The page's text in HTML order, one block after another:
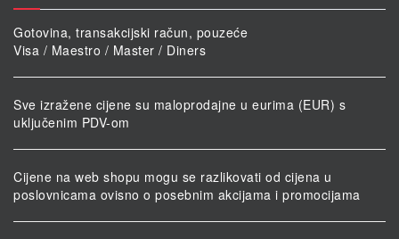
Gotovina, transakcijski račun, pouzeće
Visa / Maestro / Master / Diners
Sve izražene cijene su maloprodajne u eurima (EUR) s
uključenim PDV-om
Cijene na web shopu mogu se razlikovati od cijena u
poslovnicama ovisno o posebnim akcijama i promocijama